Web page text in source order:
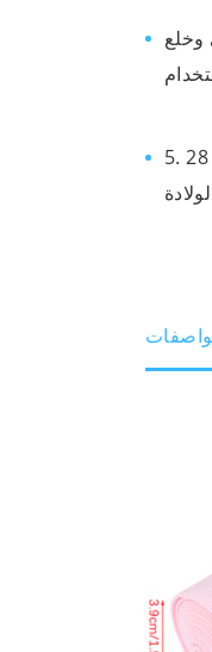
5. تم تصميم حزام مراقبة الجنين هذا لمراقبة قلب الجنين 28